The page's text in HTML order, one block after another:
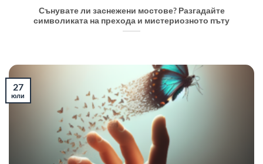
Сънувате ли заснежени мостове? Разгадайте
символиката на прехода и мистериозното пъту
27
юли